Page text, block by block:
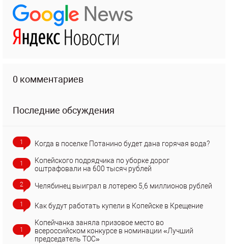
0 комментариев
Последние обсуждения
1 Когда в поселке Потанино будет дана горячая вода?
1
Копейского подрядчика по уборке дорог
оштрафовали на 600 тысяч рублей
2 Челябинец выиграл в лотерею 5,6 миллионов рублей
1 Как будут работать купели в Копейске в Крещение
1
Копейчанка заняла призовое место во
всероссийском конкурсе в номинации «Лучший
председатель ТОС»